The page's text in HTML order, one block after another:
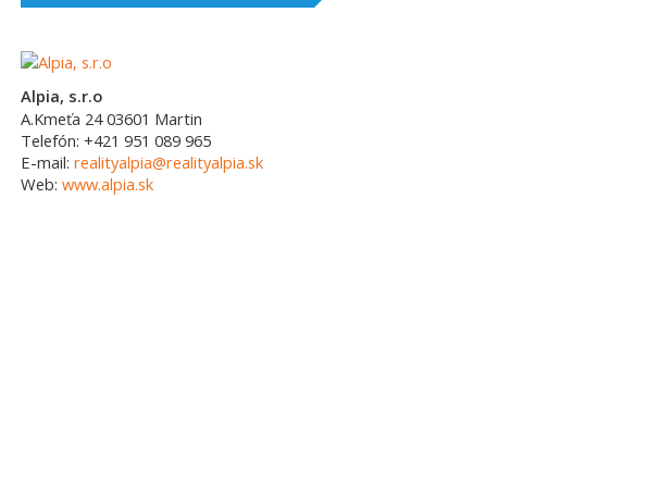
Alpia, s.r.o
A.Kmeťa 24 03601 Martin
Telefón: +421 951 089 965
E-mail: realityalpia@realityalpia.sk
Web: www.alpia.sk